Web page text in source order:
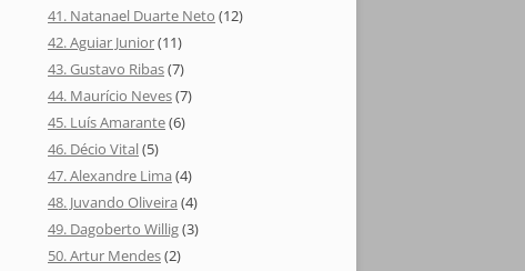
41. Natanael Duarte Neto (12)
42. Aguiar Junior(11)
43. Gustavo Ribas(7)
44. Maurício Neves(7)
45. Luís Amarante(6)
46. Décio Vital(5)
47. Alexandre Lima (4)
48. Juvando Oliveira (4)
49. Dagoberto Willig(3)
50. Artur Mendes(2)